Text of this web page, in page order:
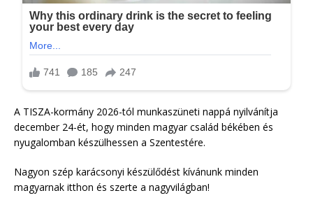
A TISZA-kormány 2026-tól munkaszüneti nappá nyilvánítja
december 24-ét, hogy minden magyar család békében és
nyugalomban készülhessen a Szentestére.
Nagyon szép karácsonyi készülődést kívánunk minden
magyarnak itthon és szerte a nagyvilágban!